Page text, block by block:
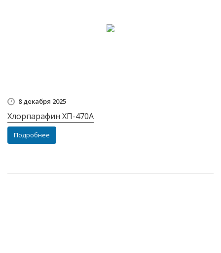
8 декабря 2025
Хлорпарафин ХП-470А
Подробнее